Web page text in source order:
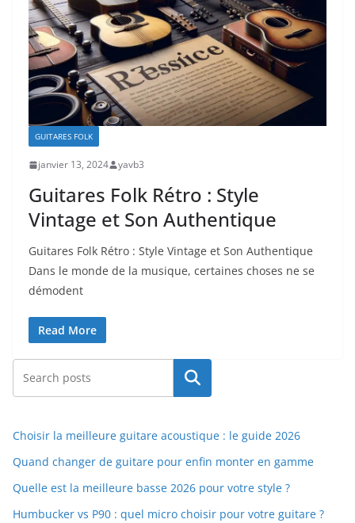
GUITARES FOLK
janvier 13, 2024 yavb3
Guitares Folk Rétro : Style
Vintage et Son Authentique
Guitares ⁤Folk Rétro : Style Vintage et Son Authentique
Dans le monde de la musique,‌ certaines choses ⁤ne se
démodent
Read More
Rechercher
Choisir la meilleure guitare acoustique : le guide 2026
Quand changer de guitare pour enfin monter en gamme
Quelle est la meilleure basse 2026 pour votre style ?
Humbucker vs P90 : quel micro choisir pour votre guitare ?